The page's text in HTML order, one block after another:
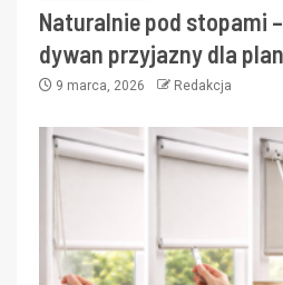
Naturalnie pod stopami
dywan przyjazny dla
9 marca, 2026 Redakcja